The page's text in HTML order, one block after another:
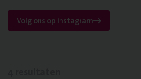
Volg ons op instagram